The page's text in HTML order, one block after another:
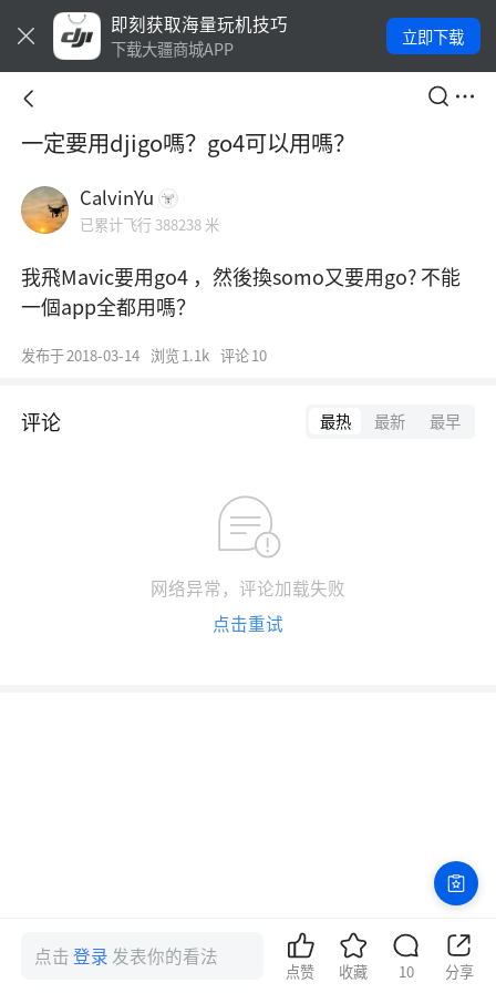
即刻获取海量玩机技巧
下载大疆商城APP
立即下载
一定要用djigo嗎？go4可以用嗎？
CalvinYu
已累计飞行 388238 米
我飛Mavic要用go4 ，然後換somo又要用go? 不能
一個app全都用嗎？
发布于2018-03-14 浏览 1.1k 评论 10
评论 最热 最新 最早
网络异常，评论加载失败
点击重试
点击登录 发表你的看法
点赞 收藏 10 分享